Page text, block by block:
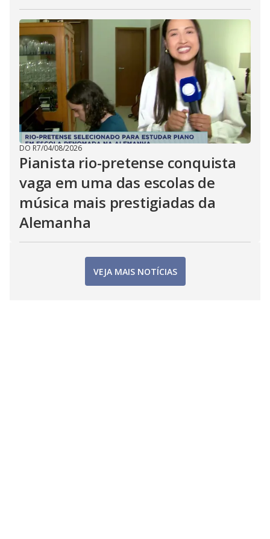
DO R7/04/08/2026
Pianista rio-pretense conquista
vaga em uma das escolas de
música mais prestigiadas da
Alemanha
VEJA MAIS NOTÍCIAS